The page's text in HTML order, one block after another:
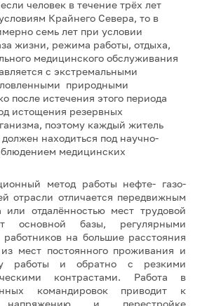
человек в течение трёх лет
Крайнего Севера, то в
семь лет при условии
жизни, режима работы, отдыха,
медицинского обслуживания
с экстремальными
природными
после истечения этого периода
истощения резервных
поэтому каждый житель
находиться под научно-
медицинских
метод работы нефте- газо-
отрасли отличается передвижным
или отдалённостью мест трудовой
основной базы, регулярными
на большие расстояния
мест постоянного проживания и
работы и обратно с резкими
контрастами. Работа в
командировок приводит к
напряжению и перестройке